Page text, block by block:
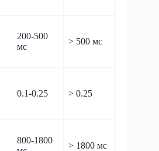
200-500
мс
> 500 мс
0.1-0.25 > 0.25
800-1800
> 1800 мс